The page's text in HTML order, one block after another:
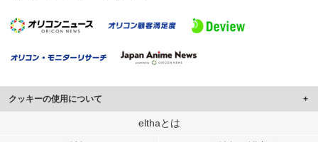
クッキーの使用について
このサイトでは Cookie を使用して、ユーザーに合わせたコンテンツや広告の
elthaとは